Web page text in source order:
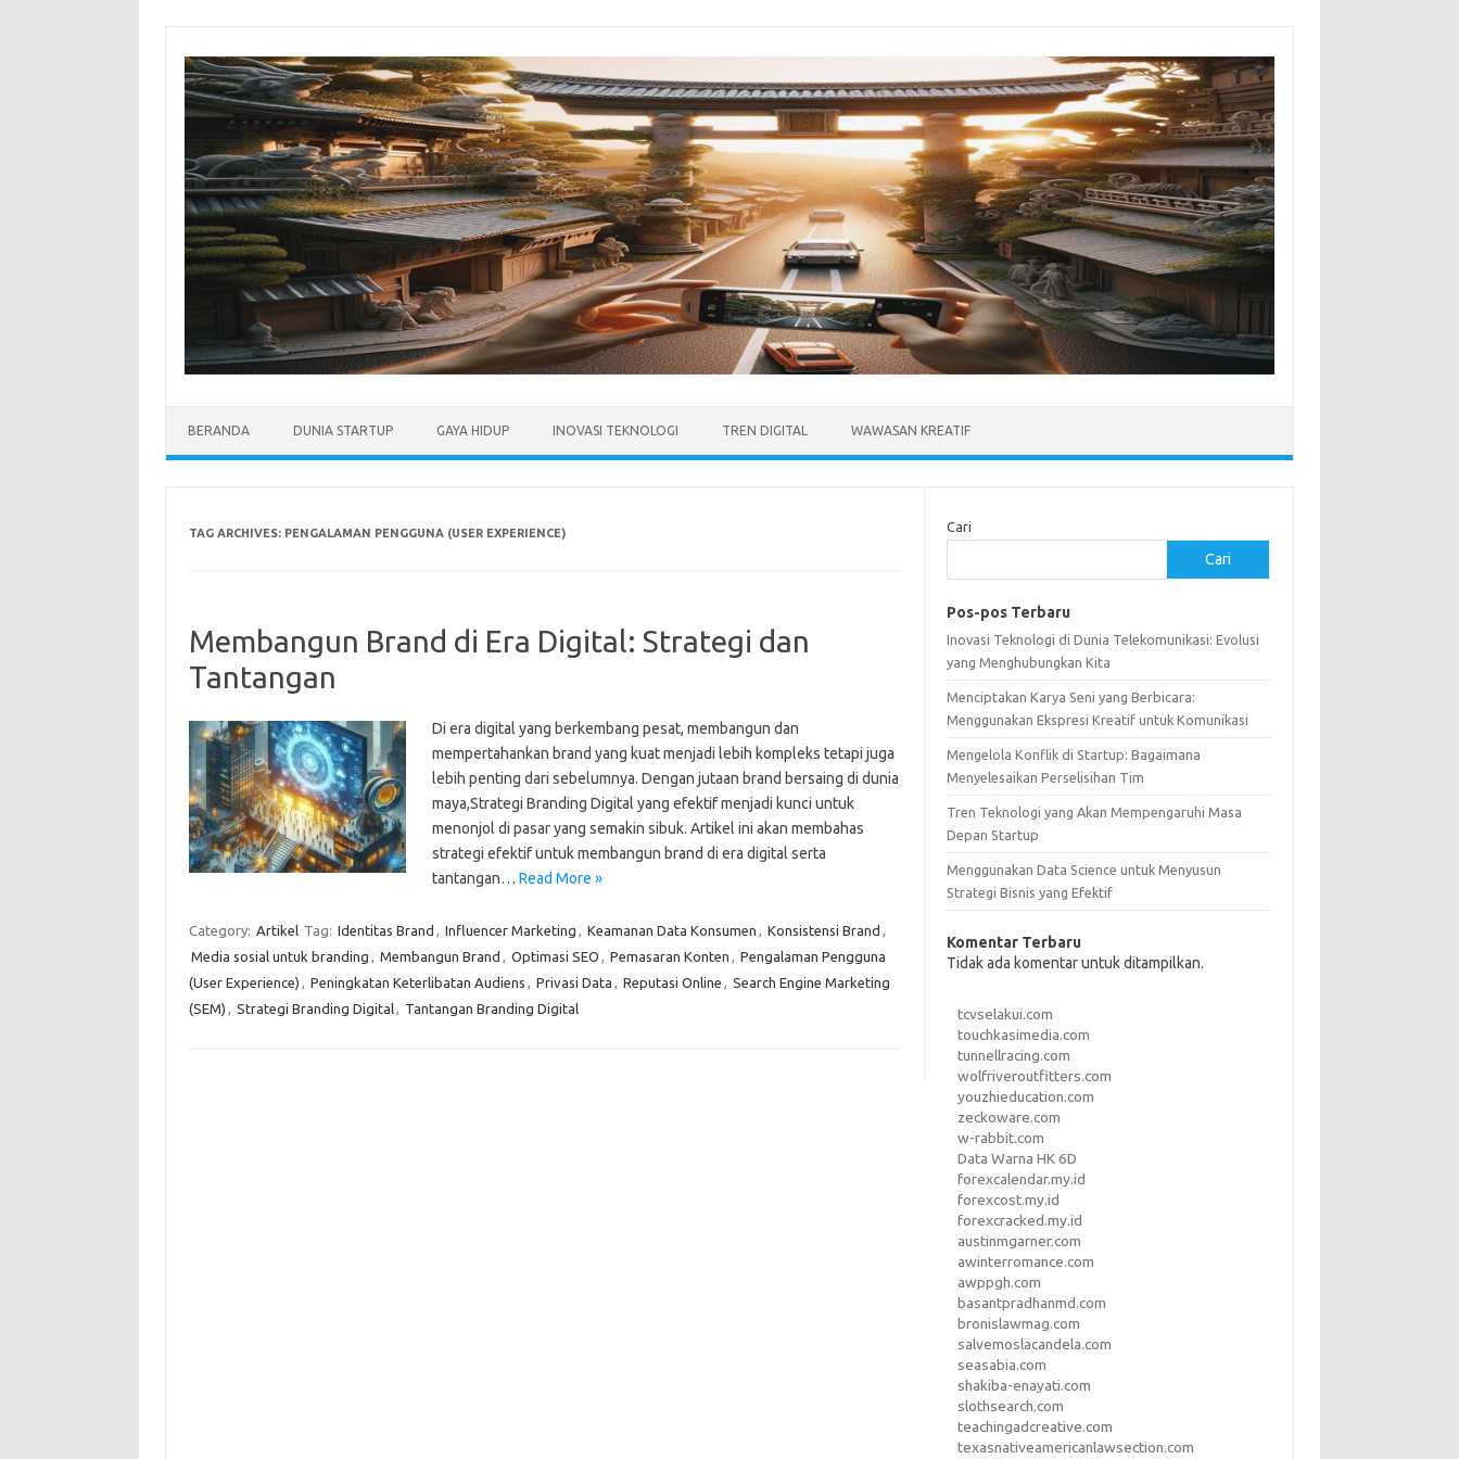
content
BERANDA DUNIA STARTUP GAYA HIDUP INOVASI TEKNOLOGI TREN DIGITAL WAWASAN KREATIF
TAG ARCHIVES: PENGALAMAN PENGGUNA (USER EXPERIENCE)
Membangun Brand di Era Digital: Strategi dan
Tantangan
Di era digital yang berkembang pesat, membangun dan
mempertahankan brand yang kuat menjadi lebih kompleks tetapi juga
lebih penting dari sebelumnya. Dengan jutaan brand bersaing di dunia
maya,Strategi Branding Digital yang efektif menjadi kunci untuk
menonjol di pasar yang semakin sibuk. Artikel ini akan membahas
strategi efektif untuk membangun brand di era digital serta
tantangan… Read More »
Category: Artikel Tag: Identitas Brand , Influencer Marketing , Keamanan Data Konsumen , Konsistensi Brand ,
Media sosial untuk branding , Membangun Brand , Optimasi SEO , Pemasaran Konten , Pengalaman Pengguna
(User Experience) , Peningkatan Keterlibatan Audiens , Privasi Data , Reputasi Online , Search Engine Marketing
(SEM) , Strategi Branding Digital, Tantangan Branding Digital
Cari
Cari
Pos-pos Terbaru
Inovasi Teknologi di Dunia Telekomunikasi: Evolusi
yang Menghubungkan Kita
Menciptakan Karya Seni yang Berbicara:
Menggunakan Ekspresi Kreatif untuk Komunikasi
Mengelola Konflik di Startup: Bagaimana
Menyelesaikan Perselisihan Tim
Tren Teknologi yang Akan Mempengaruhi Masa
Depan Startup
Menggunakan Data Science untuk Menyusun
Strategi Bisnis yang Efektif
Komentar Terbaru
Tidak ada komentar untuk ditampilkan.
tcvselakui.com
touchkasimedia.com
tunnellracing.com
wolfriveroutfitters.com
youzhieducation.com
zeckoware.com
w-rabbit.com
Data Warna HK 6D
forexcalendar.my.id
forexcost.my.id
forexcracked.my.id
austinmgarner.com
awinterromance.com
awppgh.com
basantpradhanmd.com
bronislawmag.com
salvemoslacandela.com
seasabia.com
shakiba-enayati.com
slothsearch.com
teachingadcreative.com
texasnativeamericanlawsection.com